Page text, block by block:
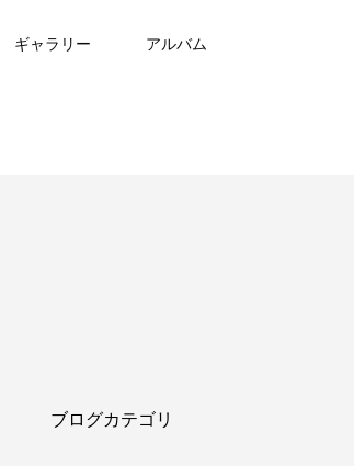
ギャラリー アルバム
ブログカテゴリ